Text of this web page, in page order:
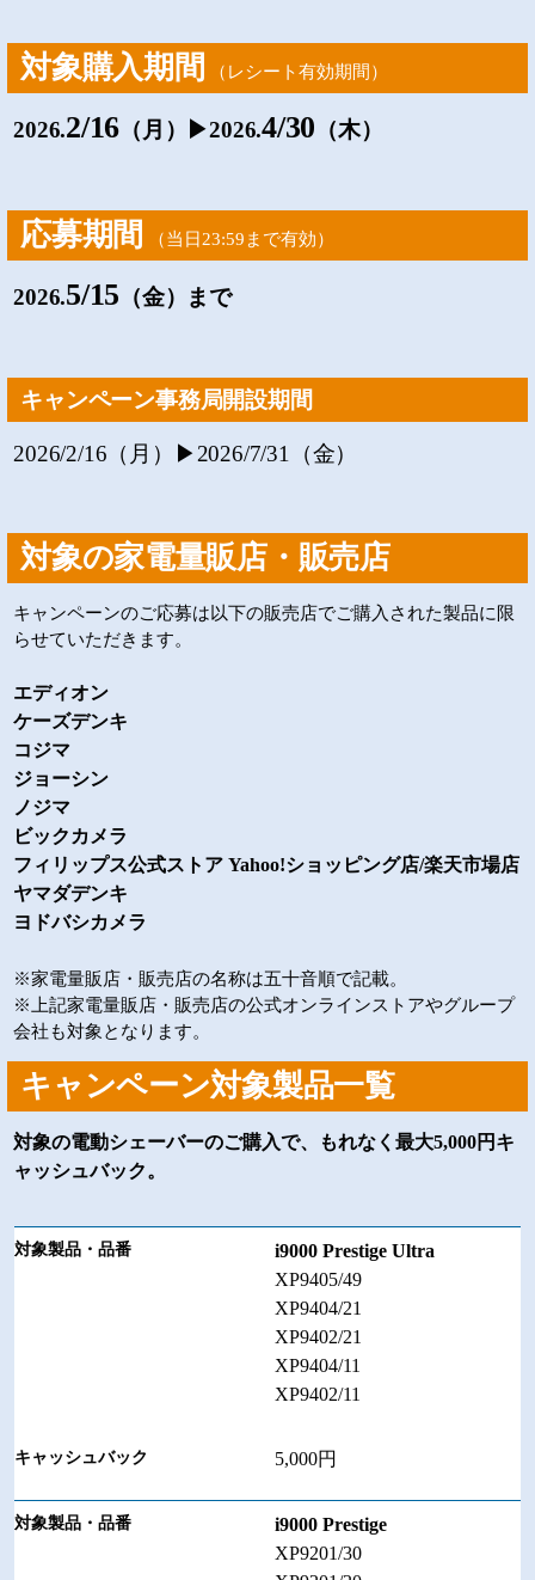
対象購入期間 （レシート有効期間）
2026.2/16 （月）▶2026.4/30 （木）
応募期間 （当日23:59まで有効）
2026.5/15 （金）まで
キャンペーン事務局開設期間
2026/2/16（月）▶2026/7/31（金）
対象の家電量販店・販売店
キャンペーンのご応募は以下の販売店でご購入された製品に限
らせていただきます。
エディオン
ケーズデンキ
コジマ
ジョーシン
ノジマ
ビックカメラ
フィリップス公式ストア Yahoo!ショッピング店/楽天市場店
ヤマダデンキ
ヨドバシカメラ
※家電量販店・販売店の名称は五十音順で記載。
※上記家電量販店・販売店の公式オンラインストアやグループ
会社も対象となります。
キャンペーン対象製品一覧
対象の電動シェーバーのご購入で、もれなく最大5,000円キ
ャッシュバック。
i9000 Prestige Ultra
XP9405/49
XP9404/21
XP9402/21
XP9404/11
XP9402/11
5,000円
i9000 Prestige
XP9201/30